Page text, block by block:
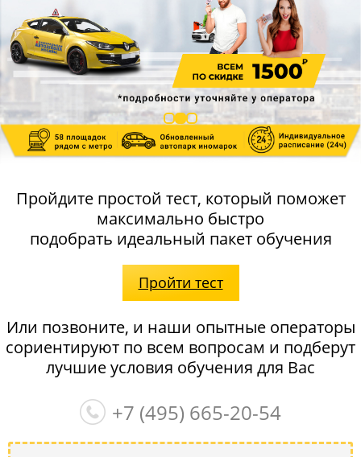
Пройдите простой тест, который поможет
максимально быстро
подобрать идеальный пакет обучения
Пройти тест
Или позвоните, и наши опытные операторы
сориентируют по всем вопросам и подберут
лучшие условия обучения для Вас
+7 (495) 665-20-54